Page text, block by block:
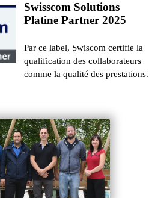
Swisscom Solutions
Platine Partner 2025
Par ce label, Swiscom certifie la
qualification des collaborateurs
comme la qualité des prestations.